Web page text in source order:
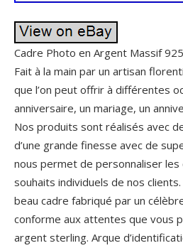
Cadre Photo en Argent Massif
Fait à la main par un artisan
que l’on peut offrir à différentes
anniversaire, un mariage, un
Nos produits sont réalisés avec
d’une grande finesse avec de
nous permet de personnaliser
souhaits individuels de nos
beau cadre fabriqué par un
conforme aux attentes que vous
argent sterling. Arque